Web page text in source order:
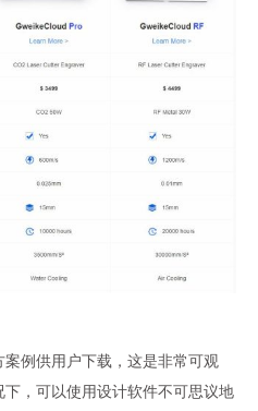
例供用户下载，这是非常可观
，可以使用设计软件不可思议地